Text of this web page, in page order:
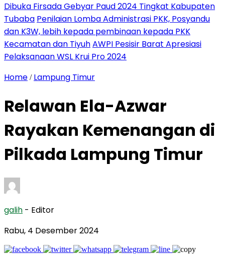
Dibuka Firsada Gebyar Paud 2024 Tingkat Kabupaten
Tubaba Penilaian Lomba Administrasi PKK, Posyandu
dan K3W, lebih kepada pembinaan kepada PKK
Kecamatan dan TiyuhAWPI Pesisir Barat Apresiasi
Pelaksanaan WSL Krui Pro 2024
Home / Lampung Timur
Relawan Ela-Azwar
Rayakan Kemenangan di
Pilkada Lampung Timur
galih - Editor
Rabu, 4 Desember 2024